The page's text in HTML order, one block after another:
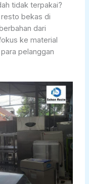
tidak terpakai?
bekas di
dari
ke material
pelanggan